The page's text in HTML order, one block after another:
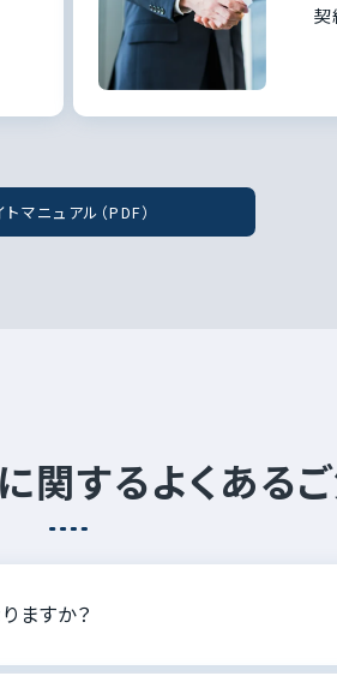
契
マニュアル（PDF）
関するよくある
ますか？